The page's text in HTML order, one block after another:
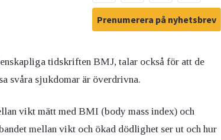
Prenumerera på nyhetsbrev
tidskriften BMJ, talar också för att de
svåra sjukdomar är överdrivna.
vikt mätt med BMI (body mass index) och
mellan vikt och ökad dödlighet ser ut och hur